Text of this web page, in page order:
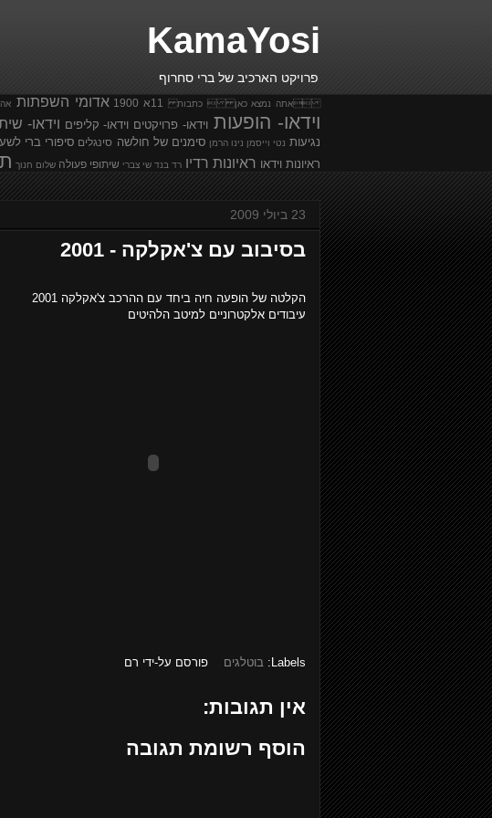
KamaYosi
פרויקט הארכיב של ברי סחרוף
אתה נמצא כאן  כתבות 11א 1900 אדומי השפתות
וידאו- הופעות וידאו- פרויקטים וידאו- קליפים וידאו-
נגיעות נטי וייסמן נינו הרמן סימנים של חולשה סינגלים סיפורי ברי
ראיונות וידאו ראיונות רדיו רד בנד שי צברי שיתופי פעולה שלום חנוך
23 ביולי 2009
בסיבוב עם צ'אקלקה - 2001
הקלטה של הופעה חיה ביחד עם ההרכב צ'אקלקה 2001
עיבודים אלקטרוניים למיטב הלהיטים
Labels: בוטלגים פורסם על-ידי רם
אין תגובות:
הוסף רשומת תגובה